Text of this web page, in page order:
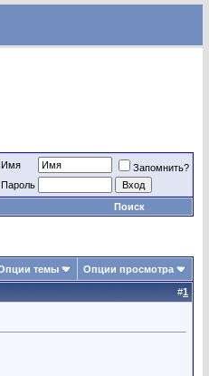
Имя
Запомнить?
Пароль
Поиск
темы Опции просмотра
#1